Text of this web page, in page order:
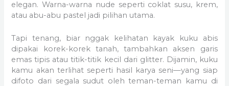
elegan. Warna-warna nude seperti coklat susu, krem,
atau abu-abu pastel jadi pilihan utama.
Tapi tenang, biar nggak kelihatan kayak kuku abis
dipakai korek-korek tanah, tambahkan aksen garis
emas tipis atau titik-titik kecil dari glitter. Dijamin, kuku
kamu akan terlihat seperti hasil karya seni—yang siap
difoto dari segala sudut oleh teman-teman kamu di